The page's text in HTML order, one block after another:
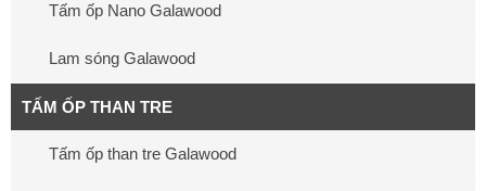
Tấm ốp Nano Galawood
Lam sóng Galawood
TẤM ỐP THAN TRE
Tấm ốp than tre Galawood